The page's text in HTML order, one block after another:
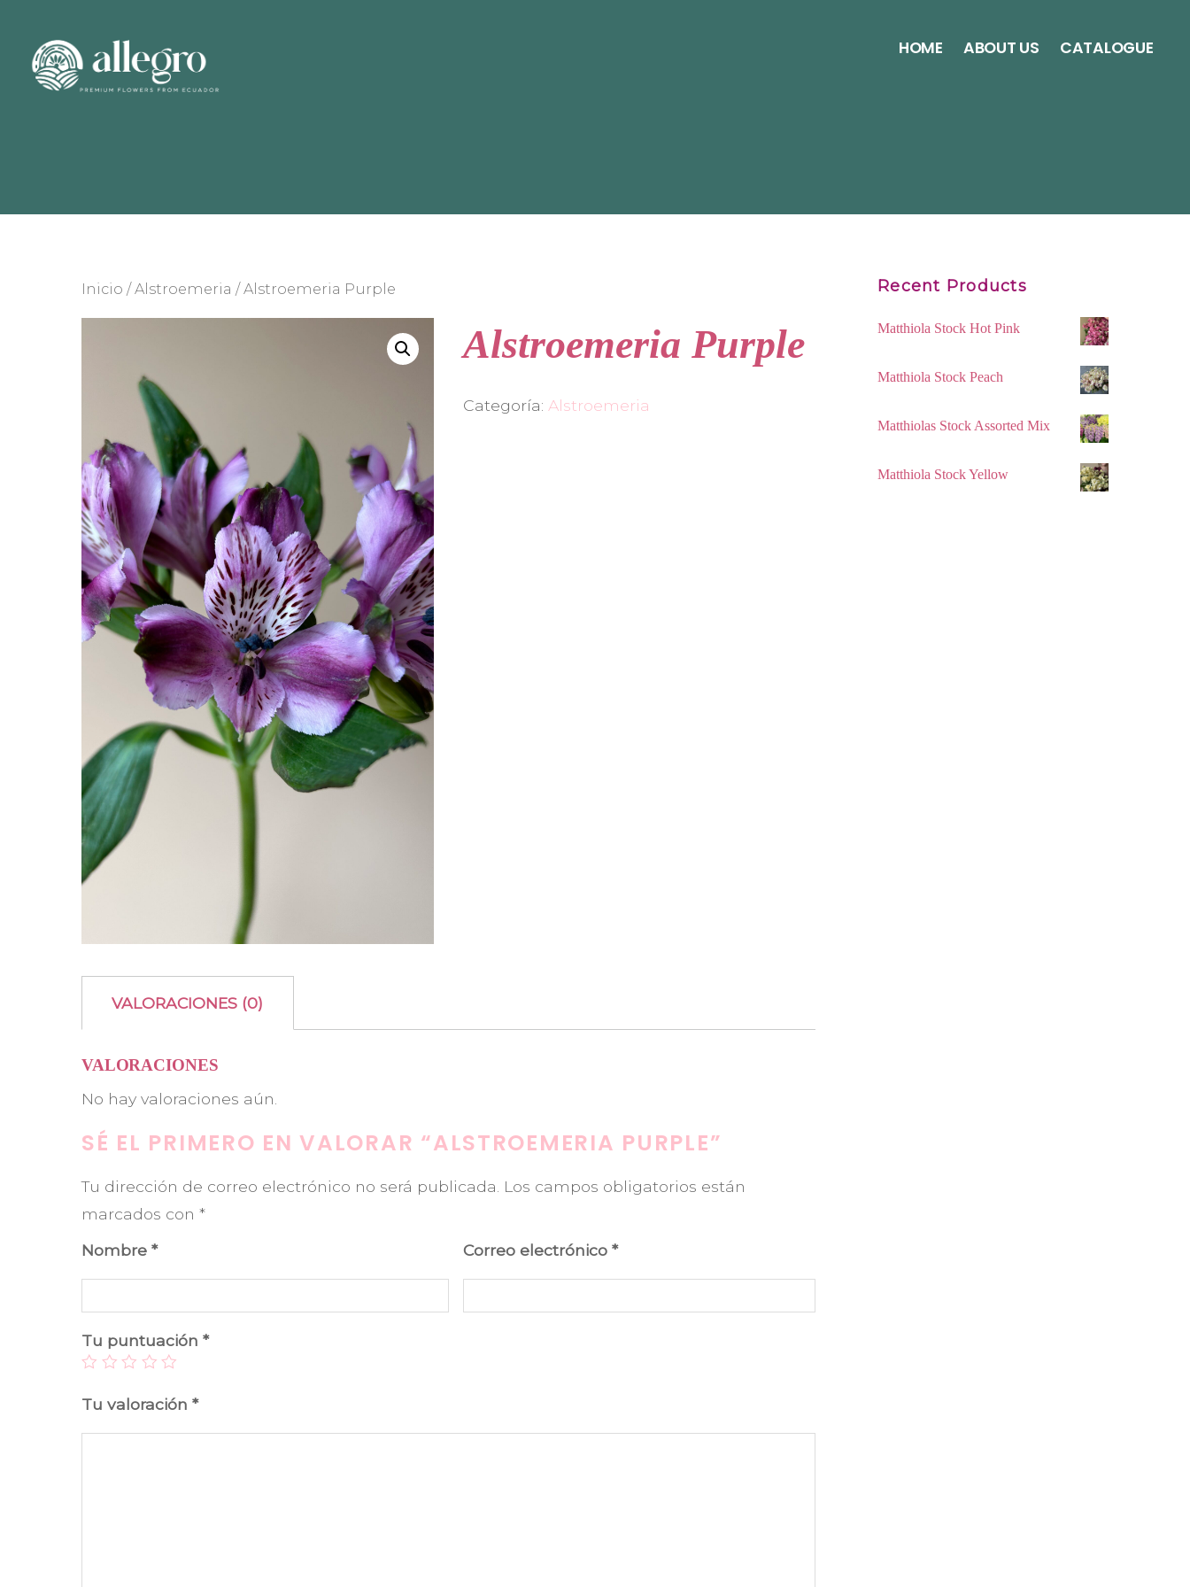
HOME ABOUT US CATALOGUE
Inicio /Alstroemeria / Alstroemeria Purple
Alstroemeria Purple
Categoría: Alstroemeria
VALORACIONES (0)
VALORACIONES
No hay valoraciones aún.
SÉ EL PRIMERO EN VALORAR “ALSTROEMERIA PURPLE”
Tu dirección de correo electrónico no será publicada. Los campos obligatorios están
marcados con *
Nombre * Correo electrónico*
Tu puntuación *
Tu valoración *
Recent Products
Matthiola Stock Hot Pink
Matthiola Stock Peach
Matthiolas Stock Assorted Mix
Matthiola Stock Yellow